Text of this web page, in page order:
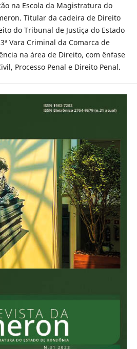
na Escola da Magistratura do
Titular da cadeira de Direito
do Tribunal de Justiça do Estado
Vara Criminal da Comarca de
na área de Direito, com ênfase
Processo Penal e Direito Penal.